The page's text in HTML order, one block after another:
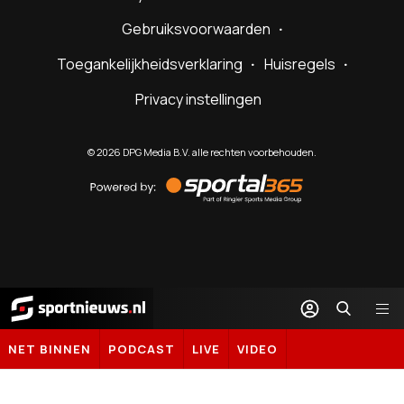
Gebruiksvoorwaarden
Toegankelijkheidsverklaring
Huisregels
Privacy instellingen
©2026 DPG Media B.V. alle rechten voorbehouden.
by
Sportal365
Sportnieuws.nl
NET BINNEN PODCAST LIVE VIDEO